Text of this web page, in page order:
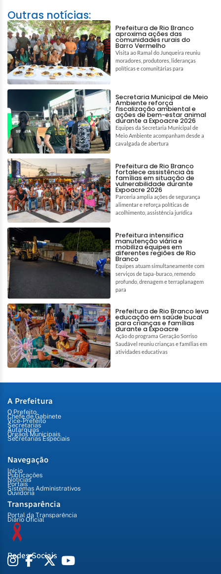
Outras notícias:
Prefeitura de Rio Branco
aproxima ações das
comunidades rurais do
Barro Vermelho
Visita ao Ramal do Junqueira reuniu
moradores, produtores, lideranças
políticas e comunitárias para
Secretaria Municipal de Meio
Ambiente reforça
fiscalização ambiental e
ações de bem-estar animal
durante a Expoacre 2026
Equipes da Secretaria Municipal de
Meio Ambiente acompanham desde a
cavalgada de abertura
Prefeitura de Rio Branco
fortalece assistência às
famílias em situação de
vulnerabilidade durante
Expoacre 2026
Parceria amplia ações de segurança
alimentar e reforça políticas de
acolhimento, assistência jurídica
Prefeitura intensifica
manutenção viária e
mobiliza equipes em
diferentes regiões de Rio
Branco
Equipes atuam simultaneamente com
serviços de tapa-buraco, remendo
profundo, drenagem e terraplanagem
para
Prefeitura de Rio Branco leva
educação em saúde bucal
para crianças e famílias
durante a Expoacre
Ação do programa Geração Sorriso
Saudável reuniu crianças e famílias em
atividades educativas
A Prefeitura
O Prefeito
Chefe de Gabinete
Vice-Prefeito
Secretarias
Autarquias
Órgãos Municipais
Secretarias Especiais
Navegação
Início
Publicações
Notícias
Portais
Sistemas Administrativos
Ouvidoria
Transparência
Portal da Transparência
Diário Oficial
Redes Sociais